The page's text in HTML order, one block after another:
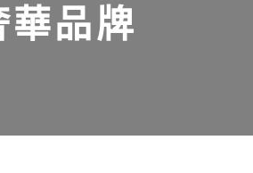
華品牌